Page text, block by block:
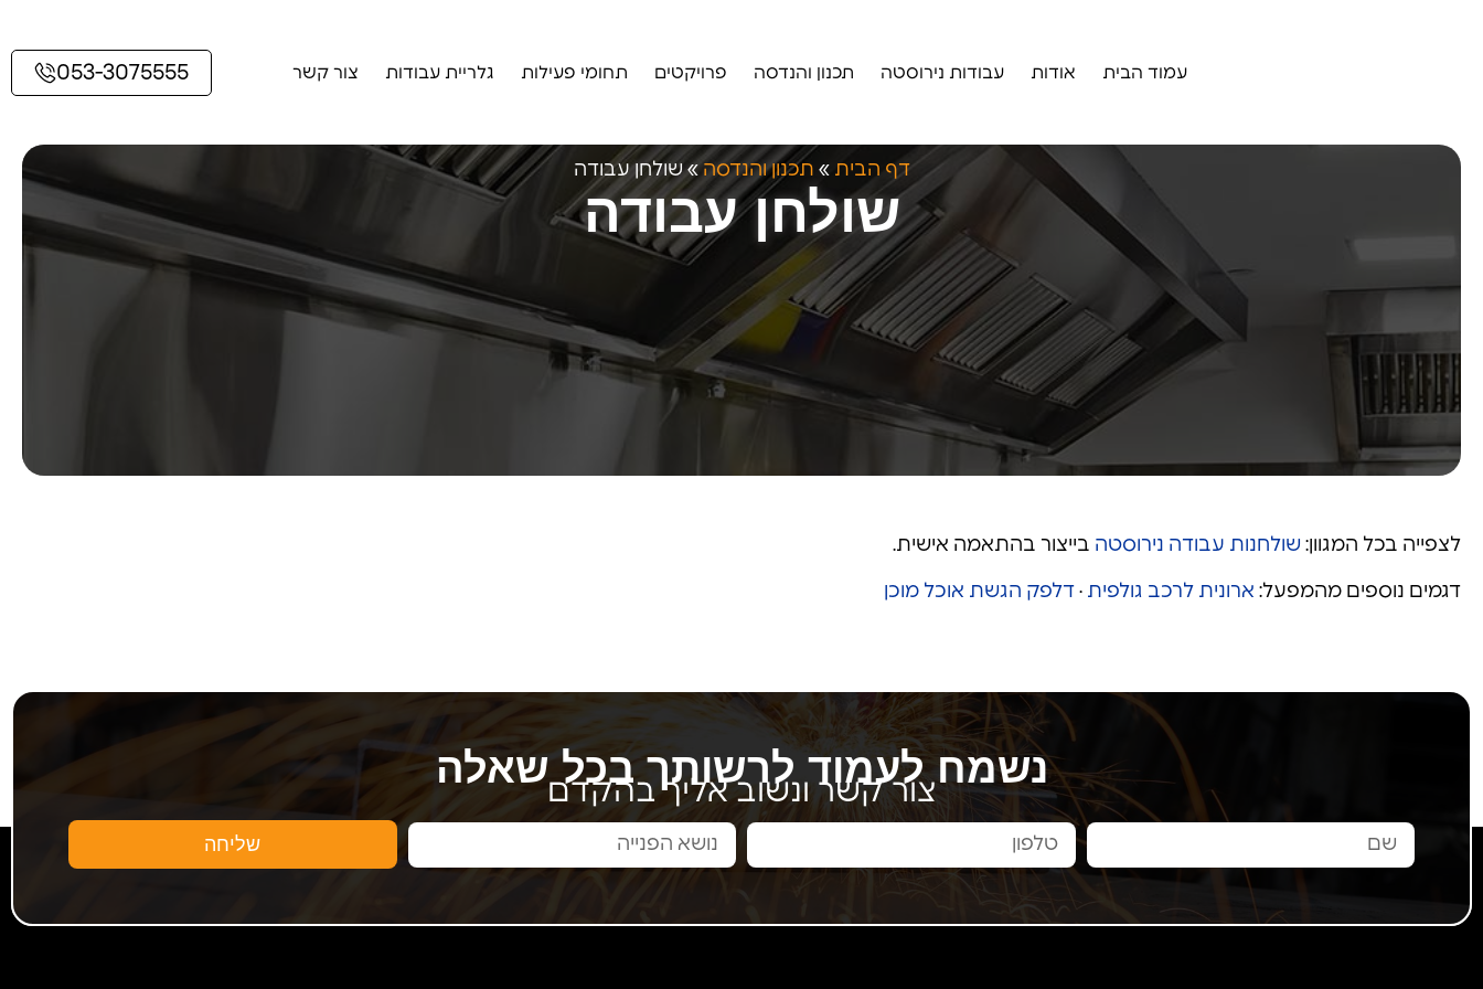
עמוד הבית אודות עבודות נירוסטה תכנון והנדסה פרויקטים תחומי פעילות גלריית עבודות צור קשר 053-3075555
דף הבית » תכנון והנדסה»שולחן עבודה
שולחן עבודה
לצפייה בכל המגוון: שולחנות עבודה נירוסטה בייצור בהתאמה אישית.
דגמים נוספים מהמפעל: ארונית לרכב גולפית · דלפק הגשת אוכל מוכן
נשמח לעמוד לרשותך בכל שאלה
צור קשר ונשוב אליך בהקדם
שליחה